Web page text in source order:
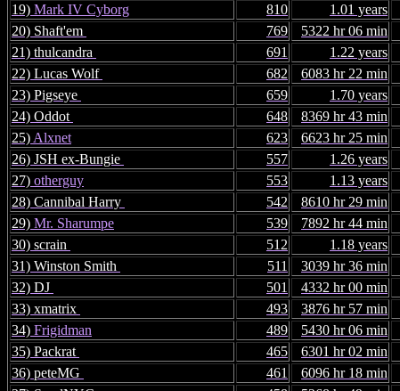
19) Mark IV Cyborg 810 1.01 years
20) Shaft'em
769 5322 hr 06 min
21) thulcandra
691 1.22 years
22) Lucas Wolf
682 6083 hr 22 min
23) Pigseye
659 1.70 years
24) Oddot
648 8369 hr 43 min
25) Alxnet 623 6623 hr 25 min
26) JSH ex-Bungie
557 1.26 years
27) otherguy 553 1.13 years
28) Cannibal Harry
542 8610 hr 29 min
29) Mr. Sharumpe 539 7892 hr 44 min
30) scrain
512 1.18 years
31) Winston Smith
511 3039 hr 36 min
32) DJ
501 4332 hr 00 min
33) xmatrix
493 3876 hr 57 min
34) Frigidman 489 5430 hr 06 min
35) Packrat
465 6301 hr 02 min
36) peteMG
461 6096 hr 18 min